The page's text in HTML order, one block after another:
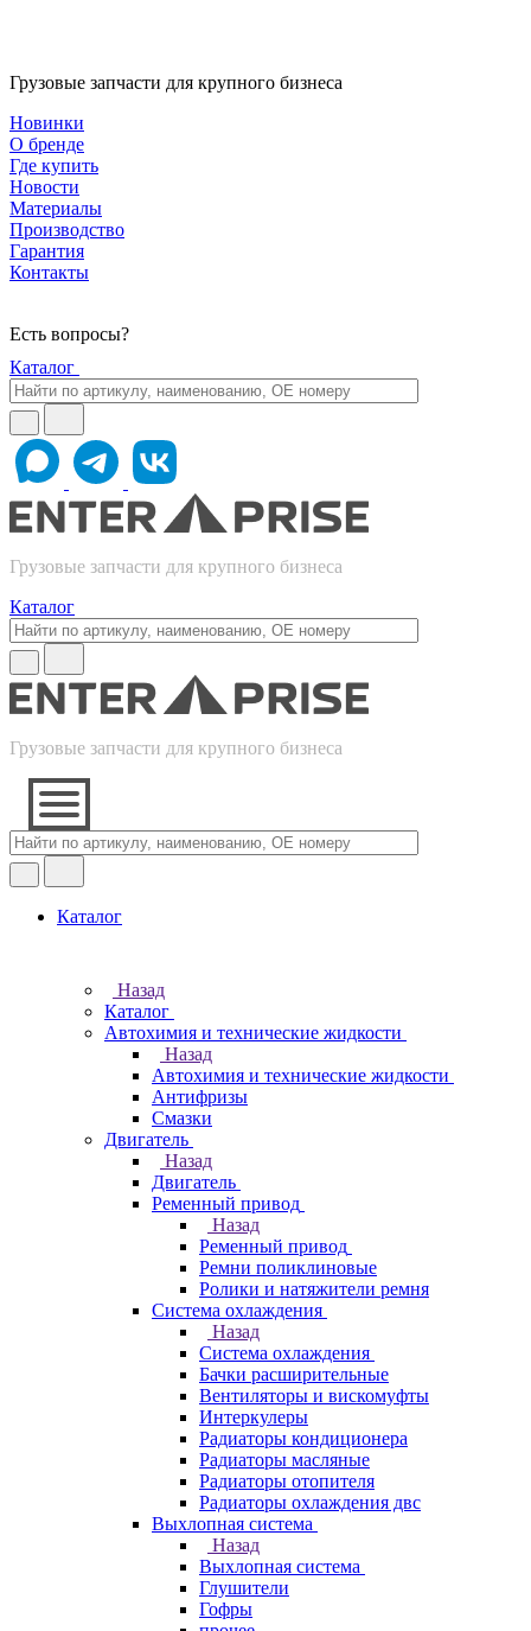
Грузовые запчасти для крупного бизнеса
Новинки
О бренде
Где купить
Новости
Материалы
Производство
Гарантия
Контакты
Есть вопросы?
Каталог
Грузовые запчасти для крупного бизнеса
Каталог
Грузовые запчасти для крупного бизнеса
Каталог
Назад
Каталог
Автохимия и технические жидкости
Назад
Автохимия и технические жидкости
Антифризы
Смазки
Двигатель
Назад
Двигатель
Ременный привод
Назад
Ременный привод
Ремни поликлиновые
Ролики и натяжители ремня
Система охлаждения
Назад
Система охлаждения
Бачки расширительные
Вентиляторы и вискомуфты
Интеркулеры
Радиаторы кондиционера
Радиаторы масляные
Радиаторы отопителя
Радиаторы охлаждения двс
Выхлопная система
Назад
Выхлопная система
Глушители
Гофры